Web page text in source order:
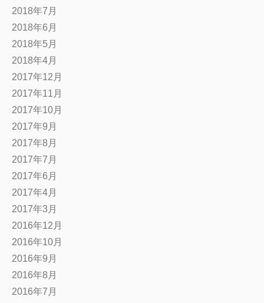
2018年7月
2018年6月
2018年5月
2018年4月
2017年12月
2017年11月
2017年10月
2017年9月
2017年8月
2017年7月
2017年6月
2017年4月
2017年3月
2016年12月
2016年10月
2016年9月
2016年8月
2016年7月